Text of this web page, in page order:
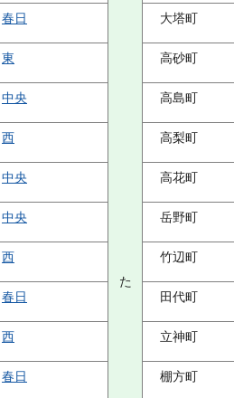
た
春日 大塔町
東 高砂町
中央 高島町
西 高梨町
中央 高花町
中央 岳野町
西 竹辺町
春日 田代町
西 立神町
春日 棚方町